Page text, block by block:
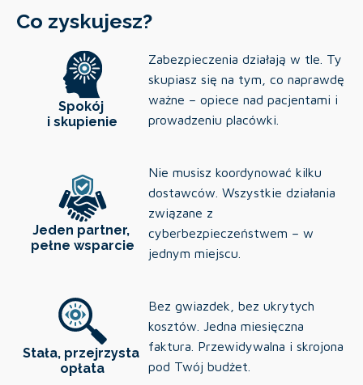
Co zyskujesz?
Spokój
i skupienie
Zabezpieczenia działają w tle. Ty
skupiasz się na tym, co naprawdę
ważne – opiece nad pacjentami i
prowadzeniu placówki.
Jeden partner,
pełne wsparcie
Nie musisz koordynować kilku
dostawców. Wszystkie działania
związane z
cyberbezpieczeństwem – w
jednym miejscu.
Stała, przejrzysta
opłata
Bez gwiazdek, bez ukrytych
kosztów. Jedna miesięczna
faktura. Przewidywalna i skrojona
pod Twój budżet.